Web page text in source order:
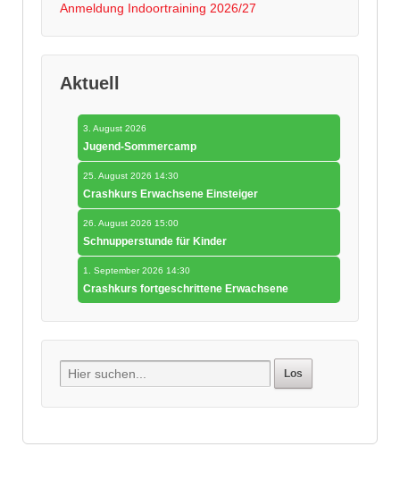
Anmeldung Indoortraining 2026/27
Aktuell
3. August 2026
Jugend-Sommercamp
25. August 2026 14:30
Crashkurs Erwachsene Einsteiger
26. August 2026 15:00
Schnupperstunde für Kinder
1. September 2026 14:30
Crashkurs fortgeschrittene Erwachsene